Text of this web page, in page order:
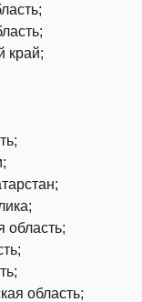
край;
область;
область;